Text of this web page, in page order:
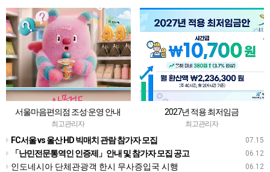
서울마음편의점 조성·운영 안내
최고관리자
2027년 적용 최저임금
최고관리자
07.15
FC서울 vs 울산 HD 빅매치 관람 참가자 모집
06.12
「난민전문통역인 인증제」안내 및 참가자 모집 공고
06.12
인도네시아 단체관광객 한시 무사증입국 시행